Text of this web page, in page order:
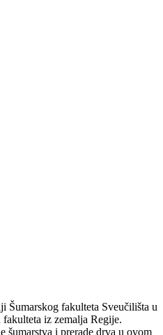
Šumarskog fakulteta Sveučilišta u
iz zemalja Regije.
šumarstva i prerade drva u ovom